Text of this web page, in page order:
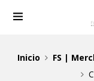
Inicio FS |